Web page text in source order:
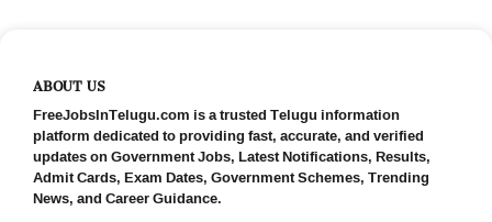
ABOUT US
FreeJobsInTelugu.com is a trusted Telugu information
platform dedicated to providing fast, accurate, and verified
updates on Government Jobs, Latest Notifications, Results,
Admit Cards, Exam Dates, Government Schemes, Trending
News, and Career Guidance.